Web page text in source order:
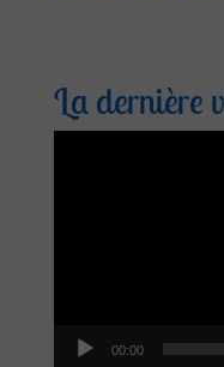
La dernière
00:00